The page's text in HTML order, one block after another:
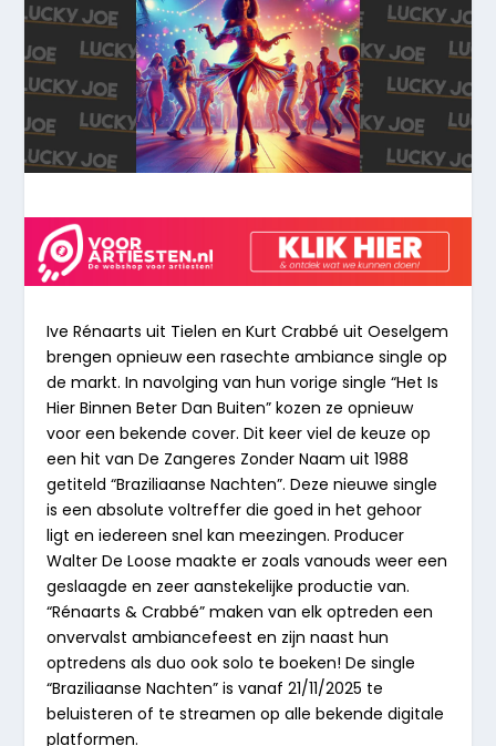
Ive Rénaarts uit Tielen en Kurt Crabbé uit Oeselgem
brengen opnieuw een rasechte ambiance single op
de markt. In navolging van hun vorige single “Het Is
Hier Binnen Beter Dan Buiten” kozen ze opnieuw
voor een bekende cover. Dit keer viel de keuze op
een hit van De Zangeres Zonder Naam uit 1988
getiteld“Braziliaanse Nachten”. Deze nieuwe single
is een absolute voltreffer die goed in het gehoor
ligt en iedereen snel kan meezingen. Producer
Walter De Loose maakte er zoals vanouds weer een
geslaagde en zeer aanstekelijke productie van.
“Rénaarts & Crabbé” maken van elk optreden een
onvervalst ambiancefeest en zijn naast hun
optredens als duo ook solo te boeken! De single
“Braziliaanse Nachten” is vanaf 21/11/2025 te
beluisteren of te streamen op alle bekende digitale
platformen.